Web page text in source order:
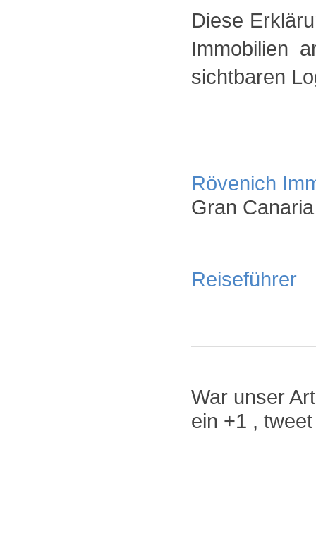
Diese
Immobilien
sichtbaren
Rövenich
Gran Canaria
Reiseführer
War unser
ein +1 ,